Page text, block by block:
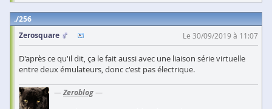
256
Zerosquare
Le 30/09/2019 à 11:07
D'après ce qu'il dit, ça le fait aussi avec une liaison série virtuelle
entre deux émulateurs, donc c'est pas électrique.
—Zeroblog—